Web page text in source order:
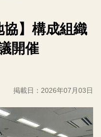
協】構成組織
開催
掲載日： 2026年07月03日